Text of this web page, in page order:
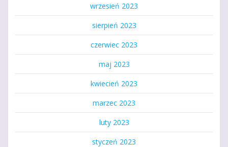
wrzesień 2023
sierpień 2023
czerwiec 2023
maj 2023
kwiecień 2023
marzec 2023
luty 2023
styczeń 2023